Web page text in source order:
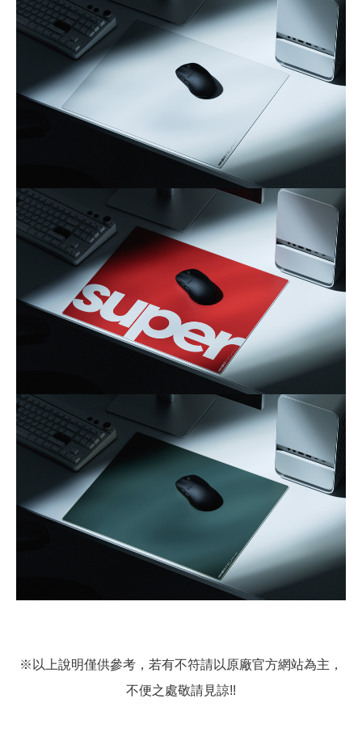
※以上說明僅供參考，若有不符請以原廠官方網站為主，
不便之處敬請見諒!!